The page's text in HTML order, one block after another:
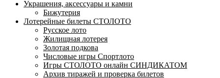
Украшения, аксессуары и камни
Бижутерия
Лотерейные билеты СТОЛОТО
Русское лото
Жилищная лотерея
Золотая подкова
Числовые игры Спортлото
Игры СТОЛОТО онлайн СИНДИКАТОМ
Архив тиражей и проверка билетов